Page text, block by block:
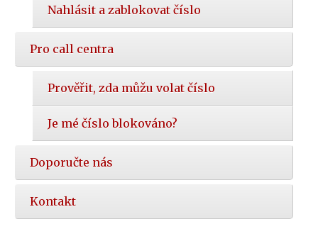
Nahlásit a zablokovat číslo
Pro call centra
Prověřit, zda můžu volat číslo
Je mé číslo blokováno?
Doporučte nás
Kontakt